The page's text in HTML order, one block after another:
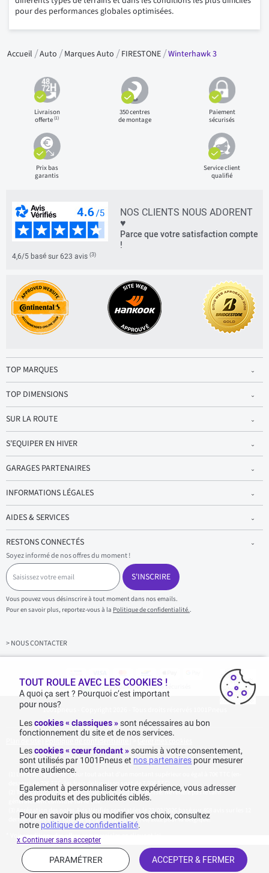
pour des performances globales optimisées.
Accueil Auto Marques Auto FIRESTONE Winterhawk 3
Livraison
offerte(1)
350 centres
de montage
Paiement
sécurisés
Prix bas
garantis
Service client
qualifié
NOS CLIENTS NOUS ADORENT
♥
Parce que votre satisfaction compte
!
4,6/5 basé sur 623 avis (3)
TOP MARQUES
TOP DIMENSIONS
SUR LA ROUTE
S'EQUIPER EN HIVER
GARAGES PARTENAIRES
INFORMATIONS LÉGALES
AIDES & SERVICES
RESTONS CONNECTÉS
Soyez informé de nos offres du moment !
S
a
i
s
i
s
z
v
S'INSCRIRE
Vous pouvez vous désinscrire à tout moment dans nos emails.
Pour en savoir plus, reportez-vous à la Politique de confidentialité..
> NOUS CONTACTER
Achats & paiements 100% sécurisés
1001pneus - Copyright 2026 - Tous droits réservés 1001Pneus
Livraison gratuite : pour tout achat d'un montant supérieur ou égal à 70€ TTC (en-
dessous de 70€ TTC, les frais de livraison sont de 7,90€ TTC).
Tarif catalogue manufacturier en vigueur non remisé. Ne reflète pas le tarif
généralement constaté sur le site.
Agrégation des notes Avis Vérifiés constatées le 23/02/2026 basé sur 468 avis sur les 12
derniers mois et un total de 623 avis depuis le 03/06/2022 pour la Belgique.
* Voir conditions des offres commerciales en
TOUT ROULE AVEC LES COOKIES !
A quoi ça sert ? Pourquoi c’est important
pour nous?
Lescookies « classiques »sont nécessaires au bon
fonctionnement du site et de nos services.
Lescookies « cœur fondant » soumis à votre consentement,
sont utilisés par 1001Pneus et nos partenaires pour mesurer
notre audience.
Egalement à personnaliser votre expérience, vous adresser
des produits et des publicités ciblés.
Pour en savoir plus ou modifier vos choix, consultez
notre politique de confidentialité.
ACCEPTER & FERMER
PARAMÉTRER
x Continuer sans accepter